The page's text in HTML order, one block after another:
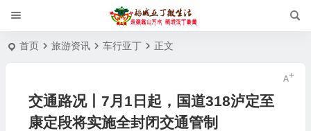
首页 旅游资讯 车行亚丁 正文
交通路况丨7月1日起，国道318泸定至
康定段将实施全封闭交通管制